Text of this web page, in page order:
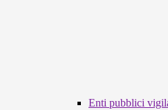
Enti pubblici